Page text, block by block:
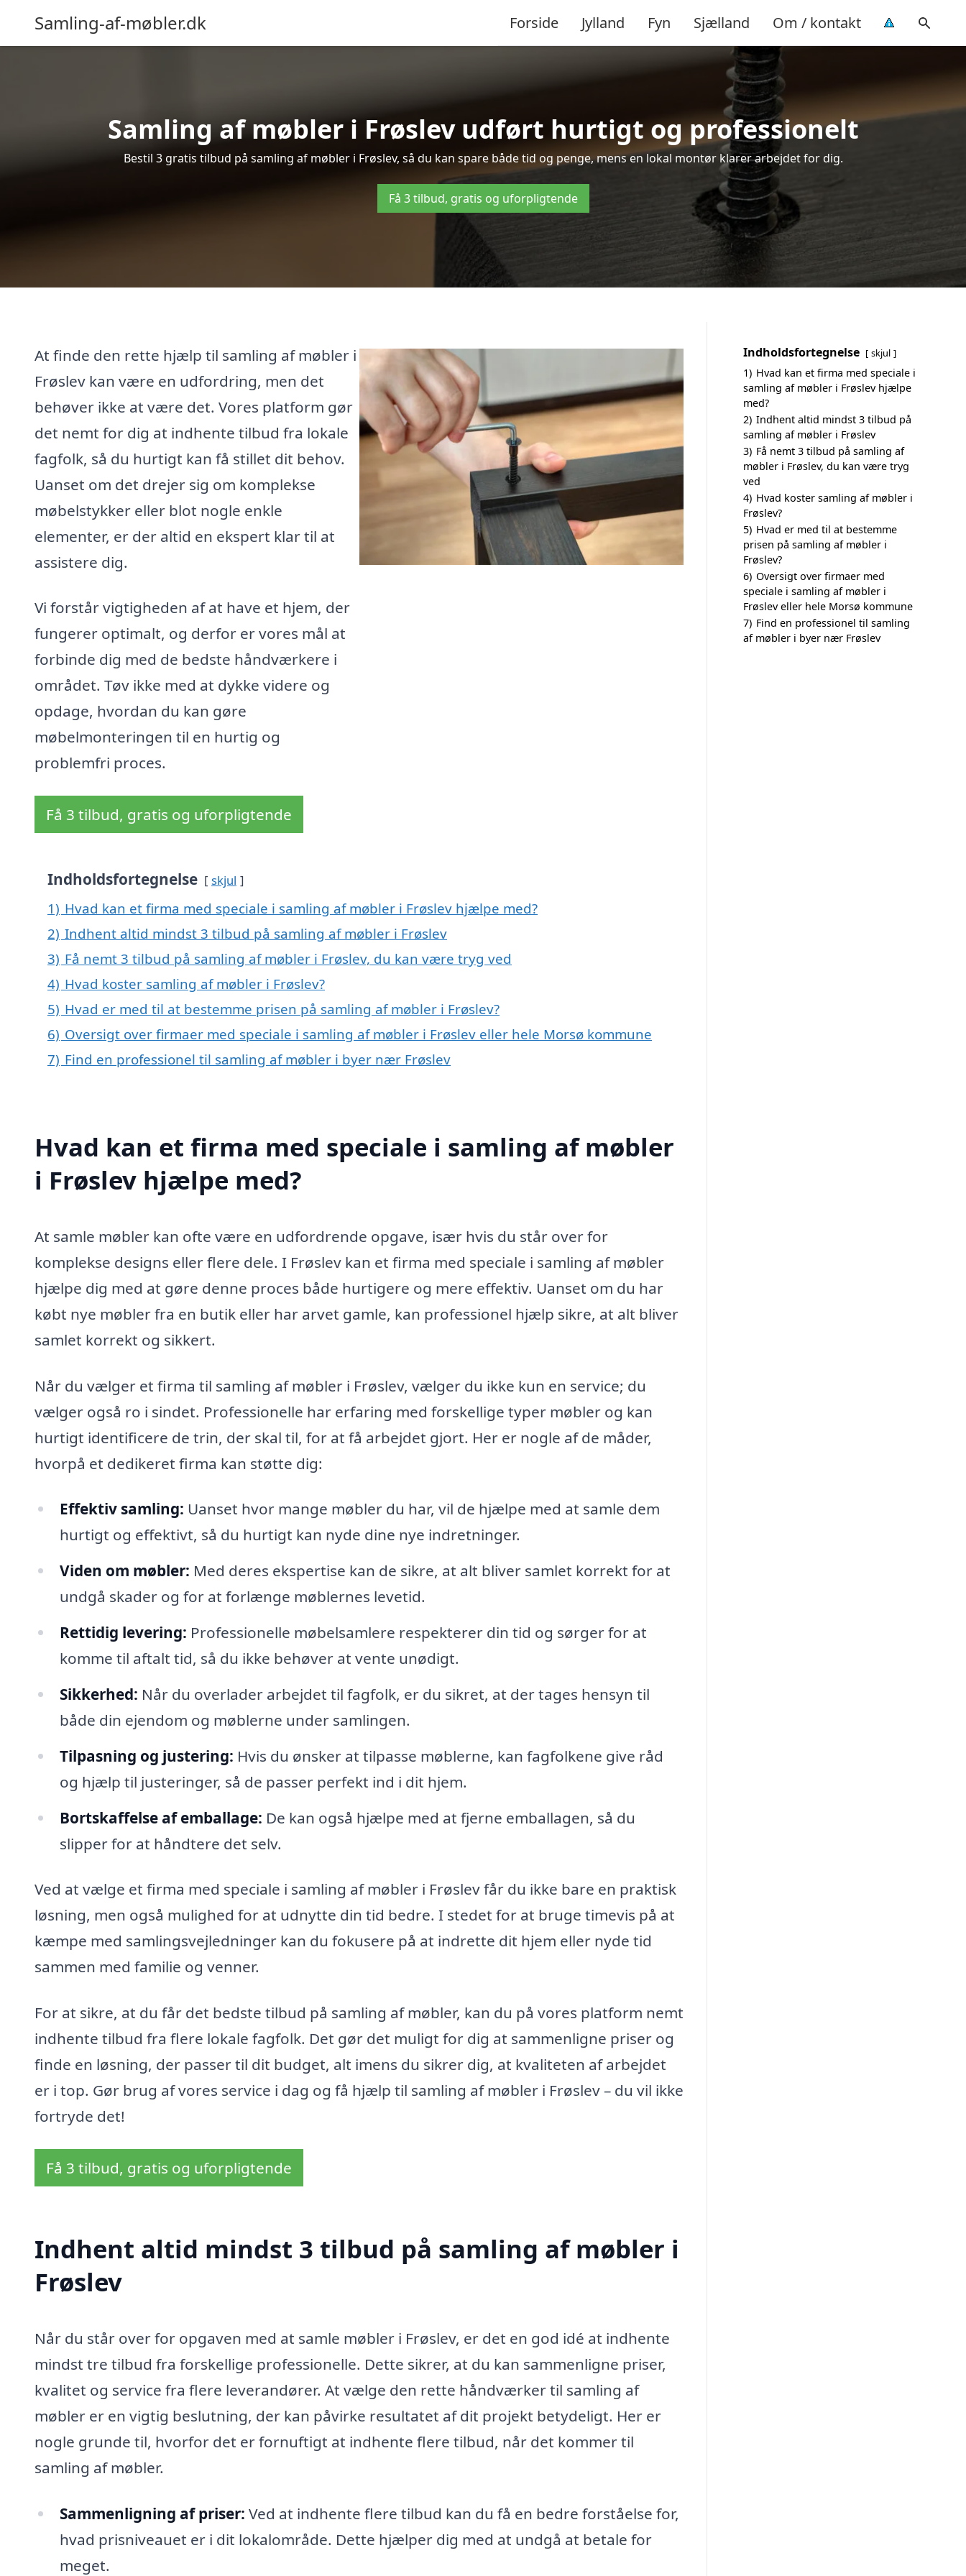
Samling-af-møbler.dk Forside Jylland Fyn Sjælland Om / kontakt
Samling af møbler i Frøslev udført hurtigt og professionelt
Bestil 3 gratis tilbud på samling af møbler i Frøslev, så du kan spare både tid og penge, mens en lokal montør klarer arbejdet for dig.
Få 3 tilbud, gratis og uforpligtende
At finde den rette hjælp til samling af møbler i
Frøslev kan være en udfordring, men det
behøver ikke at være det. Vores platform gør
det nemt for dig at indhente tilbud fra lokale
fagfolk, så du hurtigt kan få stillet dit behov.
Uanset om det drejer sig om komplekse
møbelstykker eller blot nogle enkle
elementer, er der altid en ekspert klar til at
assistere dig.
Vi forstår vigtigheden af at have et hjem, der
fungerer optimalt, og derfor er vores mål at
forbinde dig med de bedste håndværkere i
området. Tøv ikke med at dykke videre og
opdage, hvordan du kan gøre
møbelmonteringen til en hurtig og
problemfri proces.
Få 3 tilbud, gratis og uforpligtende
Indholdsfortegnelse skjul
1) Hvad kan et firma med speciale i samling af møbler i Frøslev hjælpe med?
2) Indhent altid mindst 3 tilbud på samling af møbler i Frøslev
3) Få nemt 3 tilbud på samling af møbler i Frøslev, du kan være tryg ved
4) Hvad koster samling af møbler i Frøslev?
5) Hvad er med til at bestemme prisen på samling af møbler i Frøslev?
6) Oversigt over firmaer med speciale i samling af møbler i Frøslev eller hele Morsø kommune
7) Find en professionel til samling af møbler i byer nær Frøslev
Hvad kan et firma med speciale i samling af møbler
i Frøslev hjælpe med?
At samle møbler kan ofte være en udfordrende opgave, især hvis du står over for
komplekse designs eller flere dele. I Frøslev kan et firma med speciale i samling af møbler
hjælpe dig med at gøre denne proces både hurtigere og mere effektiv. Uanset om du har
købt nye møbler fra en butik eller har arvet gamle, kan professionel hjælp sikre, at alt bliver
samlet korrekt og sikkert.
Når du vælger et firma til samling af møbler i Frøslev, vælger du ikke kun en service; du
vælger også ro i sindet. Professionelle har erfaring med forskellige typer møbler og kan
hurtigt identificere de trin, der skal til, for at få arbejdet gjort. Her er nogle af de måder,
hvorpå et dedikeret firma kan støtte dig:
Effektiv samling: Uanset hvor mange møbler du har, vil de hjælpe med at samle dem
hurtigt og effektivt, så du hurtigt kan nyde dine nye indretninger.
Viden om møbler: Med deres ekspertise kan de sikre, at alt bliver samlet korrekt for at
undgå skader og for at forlænge møblernes levetid.
Rettidig levering: Professionelle møbelsamlere respekterer din tid og sørger for at
komme til aftalt tid, så du ikke behøver at vente unødigt.
Sikkerhed: Når du overlader arbejdet til fagfolk, er du sikret, at der tages hensyn til
både din ejendom og møblerne under samlingen.
Tilpasning og justering: Hvis du ønsker at tilpasse møblerne, kan fagfolkene give råd
og hjælp til justeringer, så de passer perfekt ind i dit hjem.
Bortskaffelse af emballage: De kan også hjælpe med at fjerne emballagen, så du
slipper for at håndtere det selv.
Ved at vælge et firma med speciale i samling af møbler i Frøslev får du ikke bare en praktisk
løsning, men også mulighed for at udnytte din tid bedre. I stedet for at bruge timevis på at
kæmpe med samlingsvejledninger kan du fokusere på at indrette dit hjem eller nyde tid
sammen med familie og venner.
For at sikre, at du får det bedste tilbud på samling af møbler, kan du på vores platform nemt
indhente tilbud fra flere lokale fagfolk. Det gør det muligt for dig at sammenligne priser og
finde en løsning, der passer til dit budget, alt imens du sikrer dig, at kvaliteten af arbejdet
er i top. Gør brug af vores service i dag og få hjælp til samling af møbler i Frøslev – du vil ikke
fortryde det!
Få 3 tilbud, gratis og uforpligtende
Indhent altid mindst 3 tilbud på samling af møbler i
Frøslev
Når du står over for opgaven med at samle møbler i Frøslev, er det en god idé at indhente
mindst tre tilbud fra forskellige professionelle. Dette sikrer, at du kan sammenligne priser,
kvalitet og service fra flere leverandører. At vælge den rette håndværker til samling af
møbler er en vigtig beslutning, der kan påvirke resultatet af dit projekt betydeligt. Her er
nogle grunde til, hvorfor det er fornuftigt at indhente flere tilbud, når det kommer til
samling af møbler.
Sammenligning af priser: Ved at indhente flere tilbud kan du få en bedre forståelse for,
hvad prisniveauet er i dit lokalområde. Dette hjælper dig med at undgå at betale for
meget.
Indholdsfortegnelse skjul
1) Hvad kan et firma med speciale i
samling af møbler i Frøslev hjælpe
med?
2) Indhent altid mindst 3 tilbud på
samling af møbler i Frøslev
3) Få nemt 3 tilbud på samling af
møbler i Frøslev, du kan være tryg
ved
4) Hvad koster samling af møbler i
Frøslev?
5) Hvad er med til at bestemme
prisen på samling af møbler i
Frøslev?
6) Oversigt over firmaer med
speciale i samling af møbler i
Frøslev eller hele Morsø kommune
7) Find en professionel til samling
af møbler i byer nær Frøslev